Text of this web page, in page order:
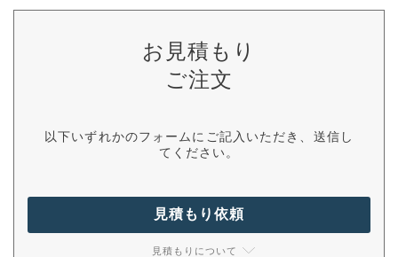
お見積もり
ご注文
以下いずれかのフォームにご記入いただき、送信し
てください。
見積もり依頼
見積もりについて